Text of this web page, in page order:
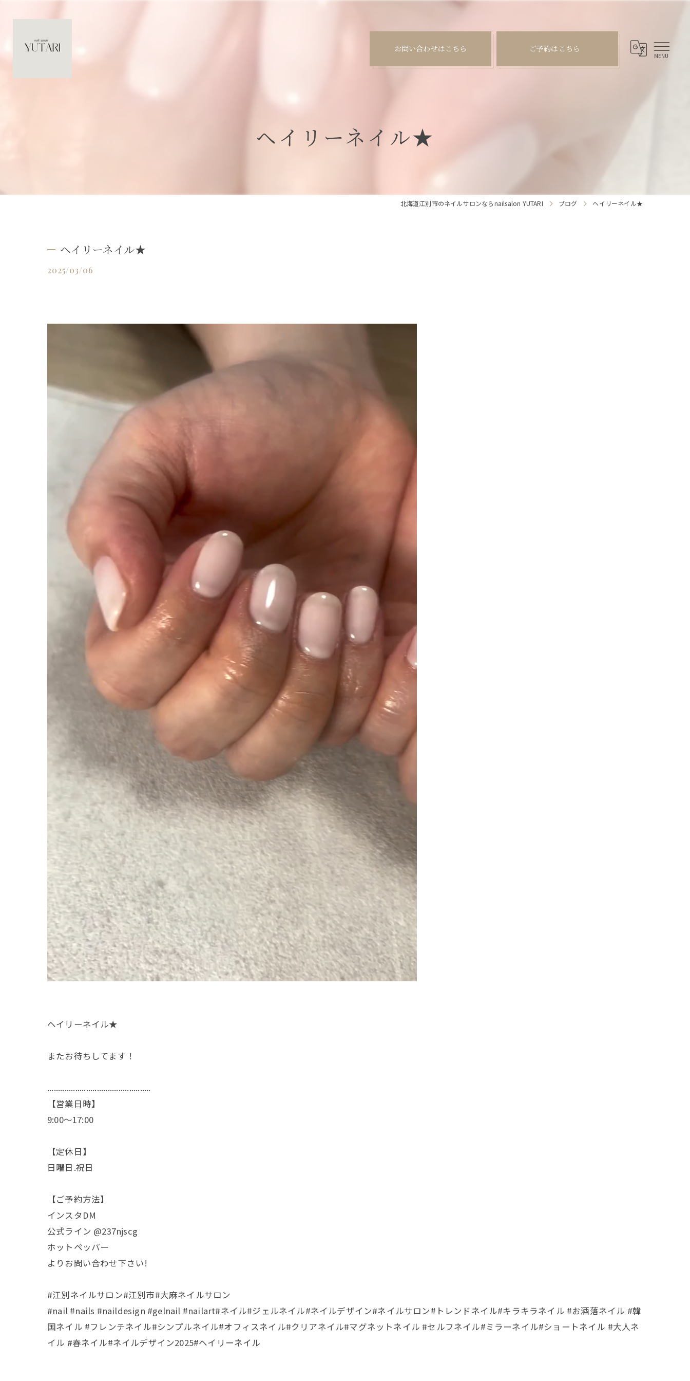
お問い合わせはこちら ご予約はこちら
ヘイリーネイル★
北海道江別市のネイルサロンならnailsalon YUTARI ブログ ヘイリーネイル★
ヘイリーネイル★
2025/03/06
ヘイリーネイル★
またお待ちしてます！
................................................
【営業日時】
9:00〜17:00
【定休日】
日曜日.祝日
【ご予約方法】
インスタDM
公式ライン @237njscg
ホットペッパー
よりお問い合わせ下さい!
#江別ネイルサロン#江別市#大麻ネイルサロン
#nail #nails #naildesign #gelnail #nailart#ネイル#ジェルネイル#ネイルデザイン#ネイルサロン#トレンドネイル#キラキラネイル #お酒落ネイル #韓
国ネイル #フレンチネイル#シンプルネイル#オフィスネイル#クリアネイル#マグネットネイル #セルフネイル#ミラーネイル#ショートネイル #大人ネ
イル #春ネイル#ネイルデザイン2025#ヘイリーネイル